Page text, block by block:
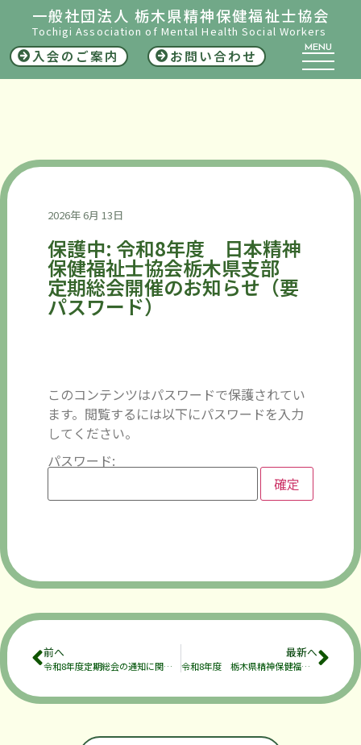
一般社団法人 栃木県精神保健福祉士協会
Tochigi Association of Mental Health Social Workers
入会のご案内 お問い合わせ MENU
2026年 6月 13日
保護中: 令和8年度 日本精神
保健福祉士協会栃木県支部
定期総会開催のお知らせ（要
パスワード）
このコンテンツはパスワードで保護されてい
ます。閲覧するには以下にパスワードを入力
してください。
パスワード:
前へ
令和8年度定期総会の通知に関するお詫びと訂正
最新へ
令和8年度 栃木県精神保健福祉士協会 定期総会開催のお知らせ（要パスワード）